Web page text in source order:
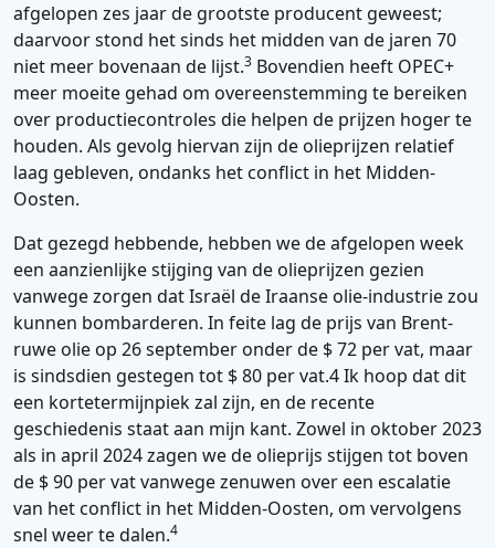
afgelopen zes jaar de grootste producent geweest;
daarvoor stond het sinds het midden van de jaren 70
niet meer bovenaan de lijst.3 Bovendien heeft OPEC+
meer moeite gehad om overeenstemming te bereiken
over productiecontroles die helpen de prijzen hoger te
houden. Als gevolg hiervan zijn de olieprijzen relatief
laag gebleven, ondanks het conflict in het Midden-
Oosten.
Dat gezegd hebbende, hebben we de afgelopen week
een aanzienlijke stijging van de olieprijzen gezien
vanwege zorgen dat Israël de Iraanse olie-industrie zou
kunnen bombarderen. In feite lag de prijs van Brent-
ruwe olie op 26 september onder de $ 72 per vat, maar
is sindsdien gestegen tot $ 80 per vat.4 Ik hoop dat dit
een kortetermijnpiek zal zijn, en de recente
geschiedenis staat aan mijn kant. Zowel in oktober 2023
als in april 2024 zagen we de olieprijs stijgen tot boven
de $ 90 per vat vanwege zenuwen over een escalatie
van het conflict in het Midden-Oosten, om vervolgens
snel weer te dalen.4